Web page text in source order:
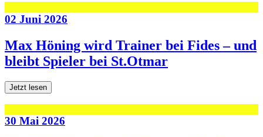
02 Juni 2026
Max Höning wird Trainer bei Fides – und
bleibt Spieler bei St.Otmar
Jetzt lesen
30 Mai 2026